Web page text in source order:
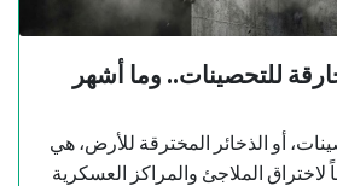
للتحصينات.. وما أشهر
أو الذخائر المخترقة للأرض، هي
الملاجئ والمراكز العسكرية